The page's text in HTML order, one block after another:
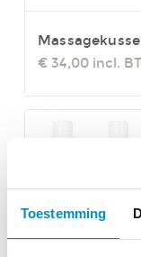
Toestemming
€ 34,00 incl.